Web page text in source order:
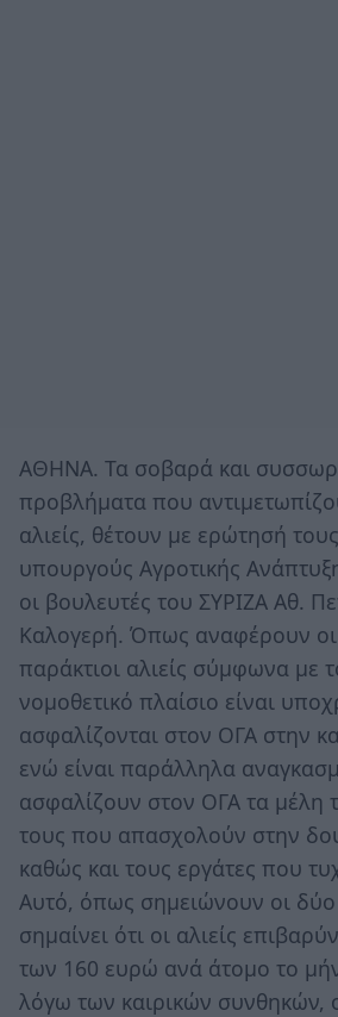
ΑΘΗΝΑ. Τα σοβαρά και
προβλήματα που
αλιείς, θέτουν με ερώτησή
υπουργούς Αγροτικής
οι βουλευτές του ΣΥΡΙΖΑ Αθ.
Καλογερή. Όπως αναφέρουν οι
παράκτιοι αλιείς σύμφωνα με
νομοθετικό πλαίσιο είναι
ασφαλίζονται στον ΟΓΑ στην
ενώ είναι παράλληλα
ασφαλίζουν στον ΟΓΑ τα μέλη
τους που απασχολούν στην
καθώς και τους εργάτες που
Αυτό, όπως σημειώνουν οι δύο
σημαίνει ότι οι αλιείς
των 160 ευρώ ανά άτομο το
λόγω των καιρικών συνθηκών,